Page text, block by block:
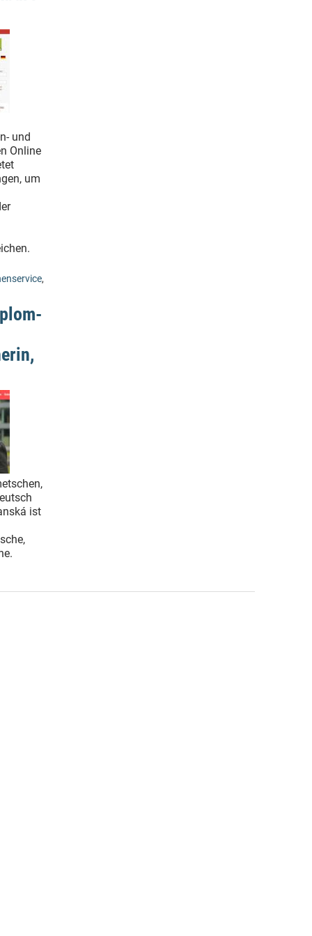
und
Online
um
,
ist